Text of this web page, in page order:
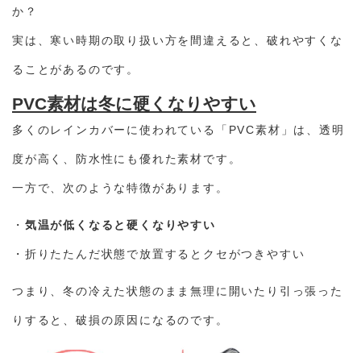
か？
実は、寒い時期の取り扱い方を間違えると、破れやすくな
ることがあるのです。
PVC素材は冬に硬くなりやすい
多くのレインカバーに使われている「PVC素材」は、透明
度が高く、防水性にも優れた素材です。
一方で、次のような特徴があります。
・ 気温が低くなると硬くなりやすい
・折りたたんだ状態で放置するとクセがつきやすい
つまり、冬の冷えた状態のまま無理に開いたり引っ張った
りすると、破損の原因になるのです。